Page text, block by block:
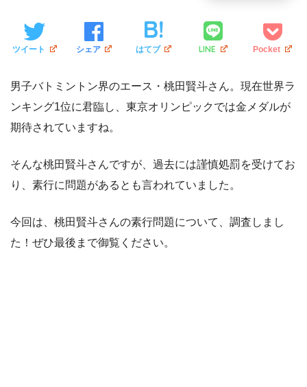
ツイート シェア はてブ LINE Pocket
男子バトミントン界のエース・桃田賢斗さん。現在世界ラ
ンキング1位に君臨し、東京オリンピックでは金メダルが
期待されていますね。
そんな桃田賢斗さんですが、過去には謹慎処罰を受けてお
り、素行に問題があるとも言われていました。
今回は、桃田賢斗さんの素行問題について、調査しまし
た！ぜひ最後まで御覧ください。